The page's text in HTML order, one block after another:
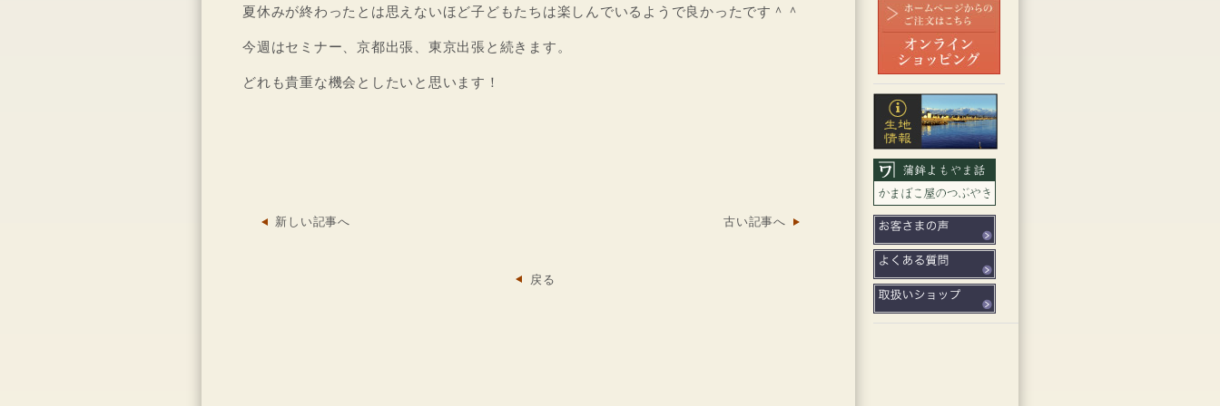
夏休みが終わったとは思えないほど子どもたちは楽しんでいるようで良かったです＾＾
今週はセミナー、京都出張、東京出張と続きます。
どれも貴重な機会としたいと思います！
新しい記事へ 古い記事へ
戻る